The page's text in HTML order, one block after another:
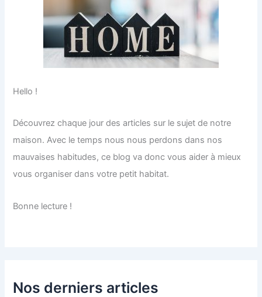
Hello !
Découvrez chaque jour des articles sur le sujet de notre
maison. Avec le temps nous nous perdons dans nos
mauvaises habitudes, ce blog va donc vous aider à mieux
vous organiser dans votre petit habitat.
Bonne lecture !
Nos derniers articles